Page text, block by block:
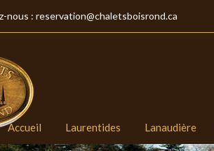
nous : reservation@chaletsboisrond.ca
Accueil Laurentides Lanaudière